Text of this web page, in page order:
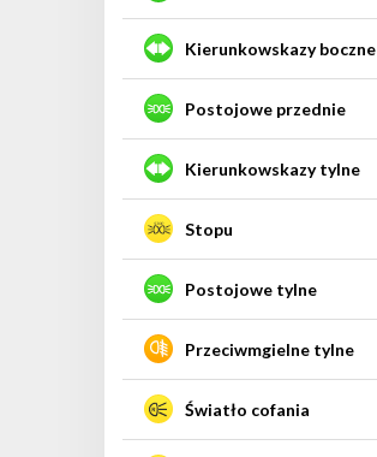
Kierunkowskazy boczne
Postojowe przednie
Kierunkowskazy tylne
Stopu
Postojowe tylne
Przeciwmgielne tylne
Światło cofania